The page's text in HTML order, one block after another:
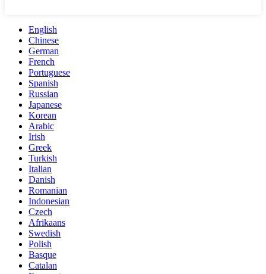
English
Chinese
German
French
Portuguese
Spanish
Russian
Japanese
Korean
Arabic
Irish
Greek
Turkish
Italian
Danish
Romanian
Indonesian
Czech
Afrikaans
Swedish
Polish
Basque
Catalan